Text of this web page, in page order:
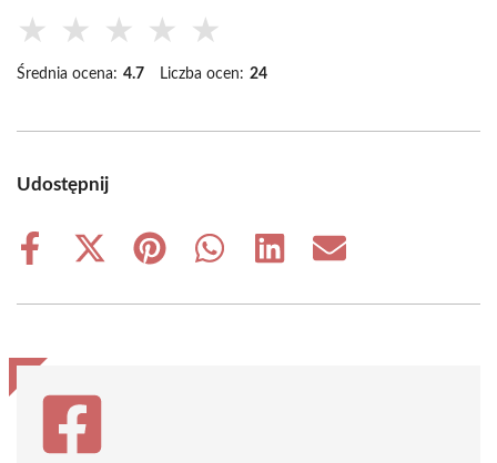
★ ★ ★ ★ ★
Średnia ocena: 4.7 Liczba ocen: 24
Udostępnij
Share
Share
(Twitter)
Share
Share
Share
Share